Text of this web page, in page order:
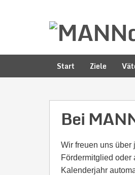
Start Ziele
Bei
Wir freuen uns über
Fördermitglied oder
Kalenderjahr